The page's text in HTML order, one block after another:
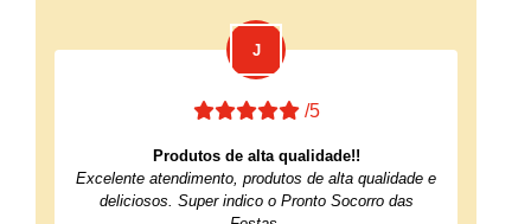
/5
Produtos de alta qualidade!!
Excelente atendimento, produtos de alta qualidade e
deliciosos. Super indico o Pronto Socorro das